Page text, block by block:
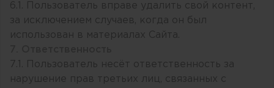
6.1. Пользователь вправе удалить свой контент,
за исключением случаев, когда он был
использован в материалах Сайта.
7.1. Пользователь несёт ответственность за
нарушение прав третьих лиц, связанных с